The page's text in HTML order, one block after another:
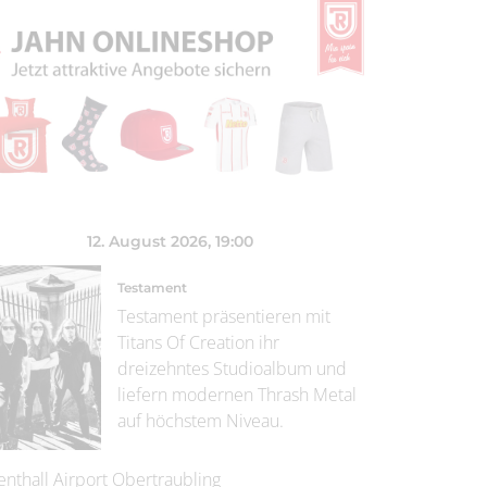
12. August 2026, 19:00
Testament
Testament präsentieren mit
Titans Of Creation ihr
dreizehntes Studioalbum und
liefern modernen Thrash Metal
auf höchstem Niveau.
Airport Obertraubling